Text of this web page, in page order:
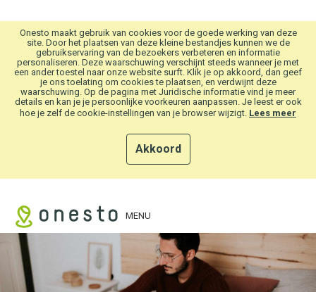
Onesto maakt gebruik van cookies voor de goede werking van deze
site. Door het plaatsen van deze kleine bestandjes kunnen we de
gebruikservaring van de bezoekers verbeteren en informatie
personaliseren. Deze waarschuwing verschijnt steeds wanneer je met
een ander toestel naar onze website surft. Klik je op akkoord, dan geef
je ons toelating om cookies te plaatsen, en verdwijnt deze
waarschuwing. Op de pagina met Juridische informatie vind je meer
details en kan je je persoonlijke voorkeuren aanpassen. Je leest er ook
hoe je zelf de cookie-instellingen van je browser wijzigt. Lees meer
Akkoord
MENU